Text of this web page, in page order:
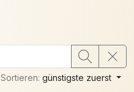
Sortieren:günstigste zuerst